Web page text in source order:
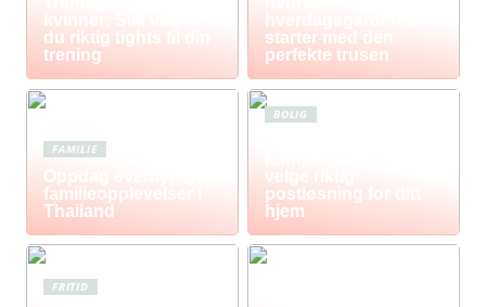
kvinner: Slik velger
du riktig tights til din
trening
hverdagsgarderoben
starter med den
perfekte trusen
FAMILIE
Oppdag eventyrlige
familieopplevelser i
Thailand
BOLIG
velge riktig
postløsning for ditt
hjem
FRITID